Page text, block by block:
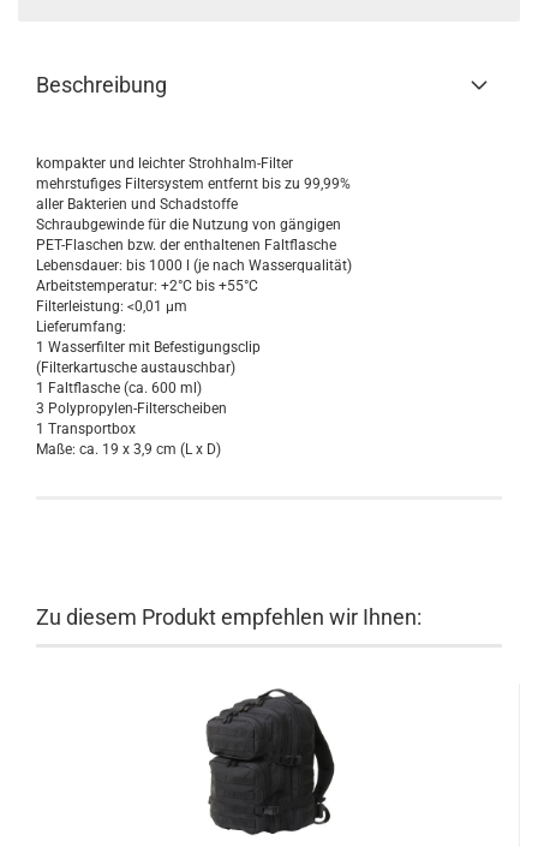
Beschreibung
kompakter und leichter Strohhalm-Filter
mehrstufiges Filtersystem entfernt bis zu 99,99%
aller Bakterien und Schadstoffe
Schraubgewinde für die Nutzung von gängigen
PET-Flaschen bzw. der enthaltenen Faltflasche
Lebensdauer: bis 1000 l (je nach Wasserqualität)
Arbeitstemperatur: +2°C bis +55°C
Filterleistung: <0,01 µm
Lieferumfang:
1 Wasserfilter mit Befestigungsclip
(Filterkartusche austauschbar)
1 Faltflasche (ca. 600 ml)
3 Polypropylen-Filterscheiben
1 Transportbox
Maße: ca. 19 x 3,9 cm (L x D)
Zu diesem Produkt empfehlen wir Ihnen: